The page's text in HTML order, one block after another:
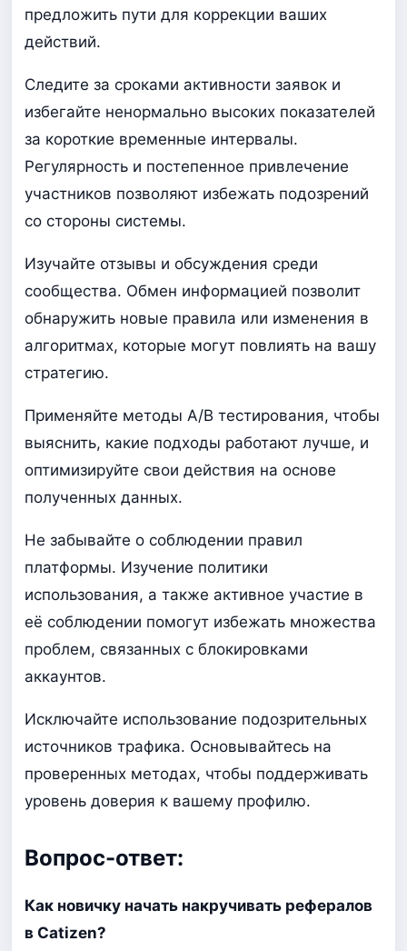
предложить пути для коррекции ваших
действий.
Следите за сроками активности заявок и
избегайте ненормально высоких показателей
за короткие временные интервалы.
Регулярность и постепенное привлечение
участников позволяют избежать подозрений
со стороны системы.
Изучайте отзывы и обсуждения среди
сообщества. Обмен информацией позволит
обнаружить новые правила или изменения в
алгоритмах, которые могут повлиять на вашу
стратегию.
Применяйте методы A/B тестирования, чтобы
выяснить, какие подходы работают лучше, и
оптимизируйте свои действия на основе
полученных данных.
Не забывайте о соблюдении правил
платформы. Изучение политики
использования, а также активное участие в
её соблюдении помогут избежать множества
проблем, связанных с блокировками
аккаунтов.
Исключайте использование подозрительных
источников трафика. Основывайтесь на
проверенных методах, чтобы поддерживать
уровень доверия к вашему профилю.
Вопрос-ответ:
Как новичку начать накручивать рефералов
в Catizen?